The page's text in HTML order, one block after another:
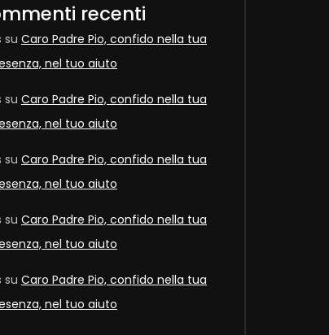
recenti
su Caro Padre Pio, confido nella tua
nel tuo aiuto
su Caro Padre Pio, confido nella tua
nel tuo aiuto
su Caro Padre Pio, confido nella tua
nel tuo aiuto
su Caro Padre Pio, confido nella tua
nel tuo aiuto
su Caro Padre Pio, confido nella tua
nel tuo aiuto